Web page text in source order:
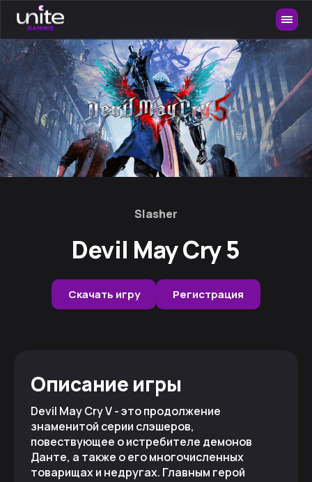
Slasher
Devil May Cry 5
Скачать игру Регистрация
Описание игры
Devil May Cry V - это продолжение
знаменитой серии слэшеров,
повествующее о истребителе демонов
Данте, а также о его многочисленных
товарищах и недругах. Главным герой